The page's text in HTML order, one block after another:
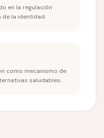
en la regulación
de la identidad.
como mecanismo de
saludables.